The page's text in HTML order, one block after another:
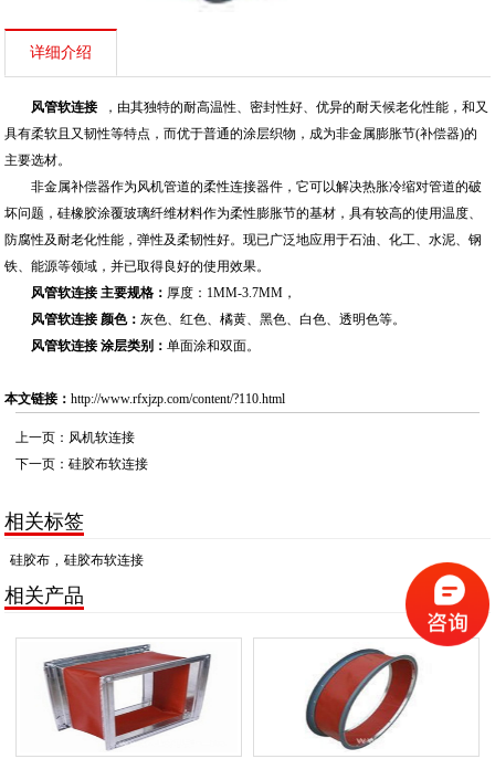
详细介绍
风管软连接
，由其独特的耐高温性、密封性好、优异的耐天候老化性能，和又
具有柔软且又韧性等特点，而优于普通的涂层织物，成为非金属膨胀节(补偿器)的
主要选材。
非金属补偿器作为风机管道的柔性连接器件，它可以解决热胀冷缩对管道的破
坏问题，硅橡胶涂覆玻璃纤维材料作为柔性膨胀节的基材，具有较高的使用温度、
防腐性及耐老化性能，弹性及柔韧性好。现已广泛地应用于石油、化工、水泥、钢
铁、能源等领域，并已取得良好的使用效果。
风管软连接 主要规格： 厚度：1MM-3.7MM，
风管软连接 颜色：灰色、红色、橘黄、黑色、白色、透明色等。
风管软连接 涂层类别：单面涂和双面。
本文链接：http://www.rfxjzp.com/content/?110.html
上一页： 风机软连接
下一页：硅胶布软连接
相关标签
硅胶布 , 硅胶布软连接
相关产品